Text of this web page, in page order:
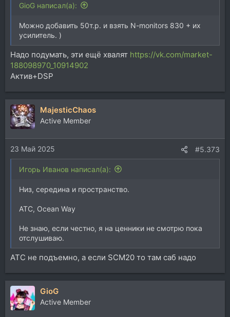
GioG написал(а):
Можно добавить 50т.р. и взять N-monitors 830 + их
усилитель. )
Надо подумать, эти ещё хвалят https://vk.com/market-
188098970_10914902
Актив+DSP
MajesticChaos
Active Member
23 Май 2025 #5.373
Игорь Иванов написал(а):
Низ, середина и пространство.
АТС, Ocean Way
Не знаю, если честно, я на ценники не смотрю пока
отслушиваю.
АТС не подъемно, а если SCM20 то там саб надо
GioG
Active Member